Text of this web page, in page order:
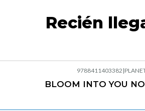
Recién
9788411403382 |
BLOOM INTO YOU